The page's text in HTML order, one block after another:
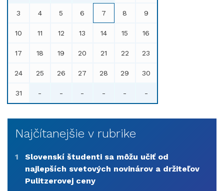
3 4 5 6 7 8 9
10 11 12 13 14 15 16
17 18 19 20 21 22 23
24 25 26 27 28 29 30
31 - - - - - -
Najčítanejšie v rubrike
1
Slovenskí študenti sa môžu učiť od
najlepších svetových novinárov a držiteľov
Pulitzerovej ceny